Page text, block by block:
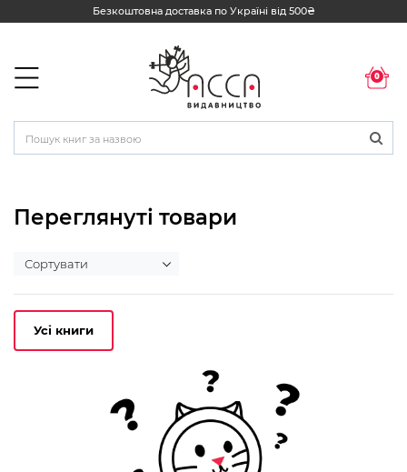
Безкоштовна доставка по Україні від 500₴
0
Переглянуті товари
Усі книги